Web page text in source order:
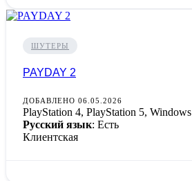
ШУТЕРЫ
PAYDAY 2
ДОБАВЛЕНО 06.05.2026
PlayStation 4, PlayStation 5, Windows
Русский язык: Есть
Клиентская